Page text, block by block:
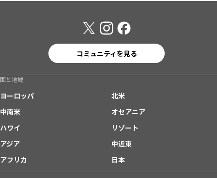
コミュニティを見る
国と地域
ヨーロッパ
北米
中南米
オセアニア
ハワイ
リゾート
アジア
中近東
アフリカ
日本